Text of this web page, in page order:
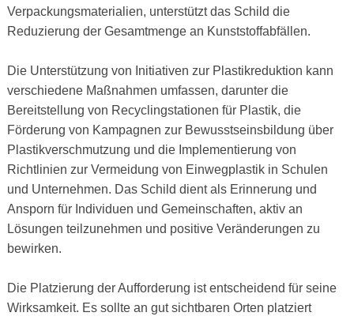
Verpackungsmaterialien, unterstützt das Schild die
Reduzierung der Gesamtmenge an Kunststoffabfällen.
Die Unterstützung von Initiativen zur Plastikreduktion kann
verschiedene Maßnahmen umfassen, darunter die
Bereitstellung von Recyclingstationen für Plastik, die
Förderung von Kampagnen zur Bewusstseinsbildung über
Plastikverschmutzung und die Implementierung von
Richtlinien zur Vermeidung von Einwegplastik in Schulen
und Unternehmen. Das Schild dient als Erinnerung und
Ansporn für Individuen und Gemeinschaften, aktiv an
Lösungen teilzunehmen und positive Veränderungen zu
bewirken.
Die Platzierung der Aufforderung ist entscheidend für seine
Wirksamkeit. Es sollte an gut sichtbaren Orten platziert